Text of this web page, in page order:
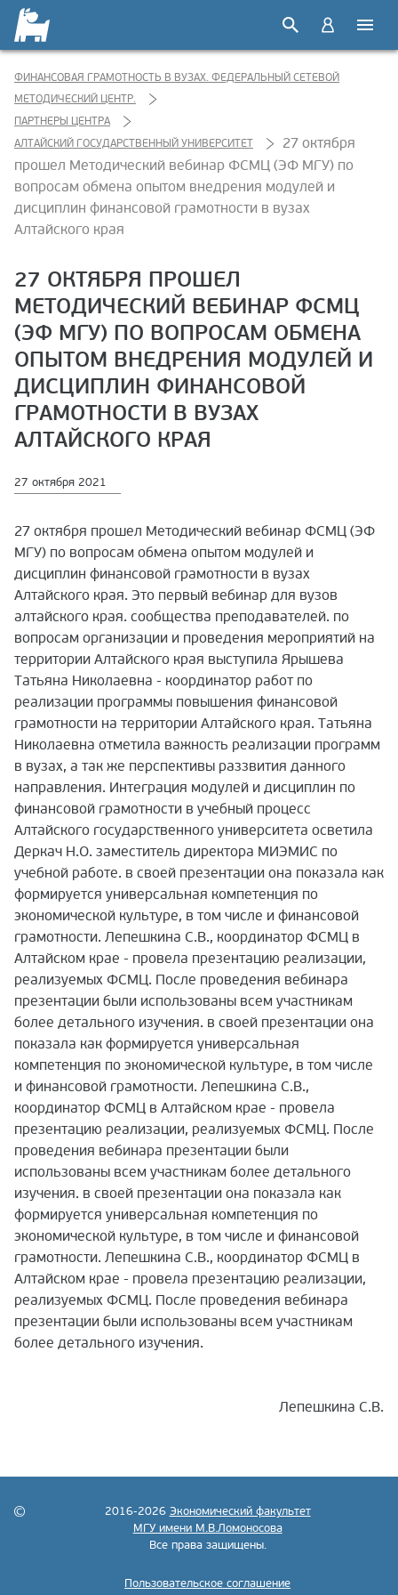
ФИНАНСОВАЯ ГРАМОТНОСТЬ В ВУЗАХ. ФЕДЕРАЛЬНЫЙ СЕТЕВОЙ
МЕТОДИЧЕСКИЙ ЦЕНТР.
ПАРТНЕРЫ ЦЕНТРА
АЛТАЙСКИЙ ГОСУДАРСТВЕННЫЙ УНИВЕРСИТЕТ
27 октября
прошел Методический вебинар ФСМЦ (ЭФ МГУ) по
вопросам обмена опытом внедрения модулей и
дисциплин финансовой грамотности в вузах
Алтайского края
27 ОКТЯБРЯ ПРОШЕЛ
МЕТОДИЧЕСКИЙ ВЕБИНАР ФСМЦ
(ЭФ МГУ) ПО ВОПРОСАМ ОБМЕНА
ОПЫТОМ ВНЕДРЕНИЯ МОДУЛЕЙ И
ДИСЦИПЛИН ФИНАНСОВОЙ
ГРАМОТНОСТИ В ВУЗАХ
АЛТАЙСКОГО КРАЯ
27 октября 2021
27 октября прошел Методический вебинар ФСМЦ (ЭФ
МГУ) по вопросам обмена опытом модулей и
дисциплин финансовой грамотности в вузах
Алтайского края. Это первый вебинар для вузов
алтайского края. сообщества преподавателей. по
вопросам организации и проведения мероприятий на
территории Алтайского края выступила Ярышева
Татьяна Николаевна - координатор работ по
реализации программы повышения финансовой
грамотности на территории Алтайского края. Татьяна
Николаевна отметила важность реализации программ
в вузах, а так же перспективы раззвития данного
направления. Интеграция модулей и дисциплин по
финансовой грамотности в учебный процесс
Алтайского государственного университета осветила
Деркач Н.О. заместитель директора МИЭМИС по
учебной работе. в своей презентации она показала как
формируется универсальная компетенция по
экономической культуре, в том числе и финансовой
грамотности. Лепешкина С.В., координатор ФСМЦ в
Алтайском крае - провела презентацию реализации,
реализуемых ФСМЦ. После проведения вебинара
презентации были использованы всем участникам
более детального изучения. в своей презентации она
показала как формируется универсальная
компетенция по экономической культуре, в том числе
и финансовой грамотности. Лепешкина С.В.,
координатор ФСМЦ в Алтайском крае - провела
презентацию реализации, реализуемых ФСМЦ. После
проведения вебинара презентации были
использованы всем участникам более детального
изучения. в своей презентации она показала как
формируется универсальная компетенция по
экономической культуре, в том числе и финансовой
грамотности. Лепешкина С.В., координатор ФСМЦ в
Алтайском крае - провела презентацию реализации,
реализуемых ФСМЦ. После проведения вебинара
презентации были использованы всем участникам
более детального изучения.
Лепешкина С.В.
2016-2026 Экономический факультет
МГУ имени М.В.Ломоносова
Все права защищены.
Пользовательское соглашение